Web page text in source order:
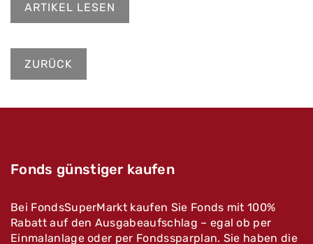
ARTIKEL LESEN
ZURÜCK
Fonds günstiger kaufen
Bei FondsSuperMarkt kaufen Sie Fonds mit 100%
Rabatt auf den Ausgabeaufschlag – egal ob per
Einmalanlage oder per Fondssparplan. Sie haben die